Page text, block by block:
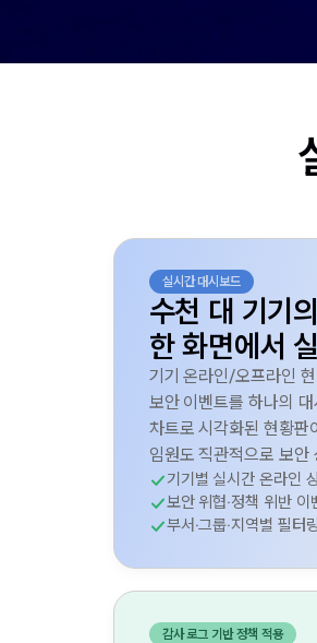
실시간 대시보드
수천 대 기기
한 화면에서
기기 온라인/오프라인
보안 이벤트를 하나의
차트로 시각화된 현황판
임원도 직관적으로 보안
기기별 실시간 온라인
보안 위협·정책 위반
부서·그룹·지역별 필터
감사 로그 기반 정책 적용